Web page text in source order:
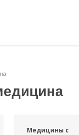
Медицины с